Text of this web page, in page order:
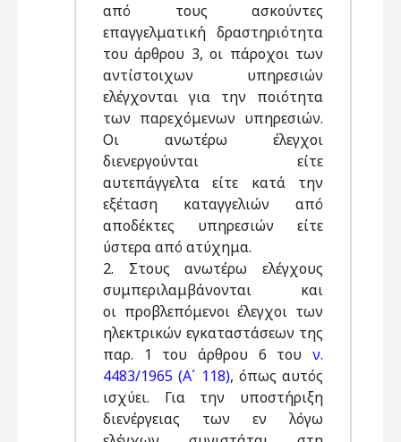
από τους ασκούντες
επαγγελματική δραστηριότητα
του άρθρου 3, οι πάροχοι των
αντίστοιχων υπηρεσιών
ελέγχονται για την ποιότητα
των παρεχόμενων υπηρεσιών.
Οι ανωτέρω έλεγχοι
διενεργούνται είτε
αυτεπάγγελτα είτε κατά την
εξέταση καταγγελιών από
αποδέκτες υπηρεσιών είτε
ύστερα από ατύχημα.
2. Στους ανωτέρω ελέγχους
συμπεριλαμβάνονται και
οι προβλεπόμενοι έλεγχοι των
ηλεκτρικών εγκαταστάσεων της
παρ. 1 του άρθρου 6 του ν.
4483/1965 (Α΄ 118), όπως αυτός
ισχύει. Για την υποστήριξη
διενέργειας των εν λόγω